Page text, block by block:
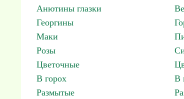
Анютины глазки
Георгины
Маки
Розы
Цветочные
В горох
В
Размытые